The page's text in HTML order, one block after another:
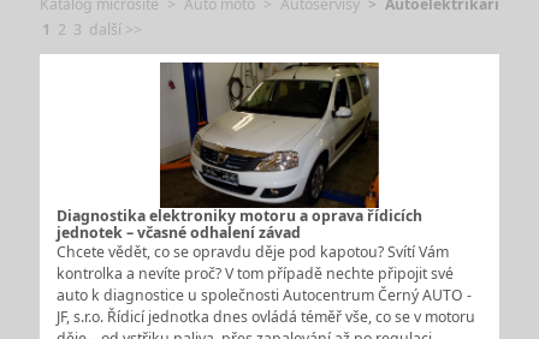
1 2 3 další >>
Diagnostika elektroniky motoru a oprava řídicích
jednotek – včasné odhalení závad
Chcete vědět, co se opravdu děje pod kapotou? Svítí Vám
kontrolka a nevíte proč? V tom případě nechte připojit své
auto k diagnostice u společnosti Autocentrum Černý AUTO -
JF, s.r.o. Řídicí jednotka dnes ovládá téměř vše, co se v motoru